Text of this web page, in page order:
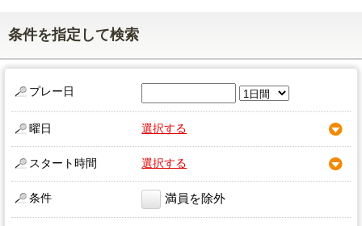
条件を指定して検索
プレー日
曜日 選択する
スタート時間 選択する
条件 満員を除外